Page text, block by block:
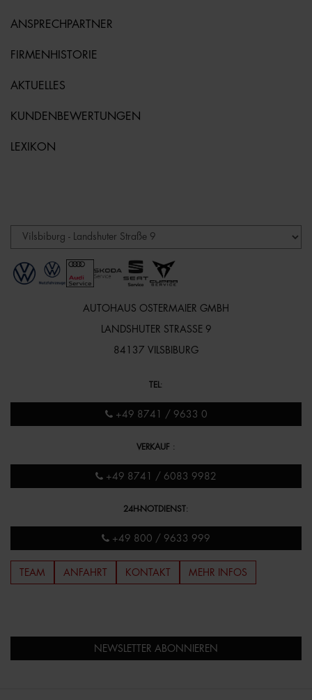
ANSPRECHPARTNER
FIRMENHISTORIE
AKTUELLES
KUNDENBEWERTUNGEN
LEXIKON
AUTOHAUS OSTERMAIER GMBH
LANDSHUTER STRASSE 9
84137 VILSBIBURG
TEL :
+49 8741 / 9633 0
VERKAUF :
+49 8741 / 6083 9982
24H-NOTDIENST:
+49 800 / 9633 999
TEAM ANFAHRT KONTAKT MEHR INFOS
NEWSLETTER ABONNIEREN